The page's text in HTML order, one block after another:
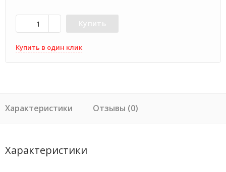
Купить
Купить в один клик
Характеристики Отзывы (0)
Характеристики